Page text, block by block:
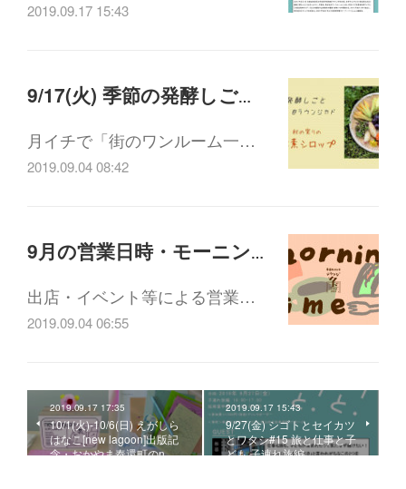
2019.09.17 15:43
9/17(火) 季節の発酵しごと9月：秋の実りの酵素シロップ
月イチで「街のワンルーム一…
2019.09.04 08:42
9月の営業日時・モーニング開始について
出店・イベント等による営業…
2019.09.04 06:55
2019.09.17 17:35
10/1(火)-10/6(日) えがしら
はなこ[new lagoon]出版記
念・おかやま奉還町のn…
2019.09.17 15:43
9/27(金) シゴトとセイカツ
とワタシ#15 旅と仕事と子
ども 子連れ旅編